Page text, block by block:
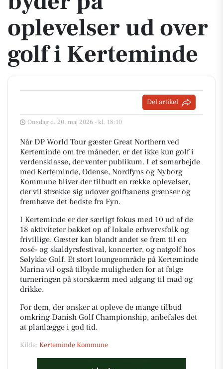
oplevelser ud over
golf i Kerteminde
Del artikel
Onsdag d. 20. maj 2026 - kl. 18:10
Når DP World Tour gæster Great Northern ved
Kerteminde om tre måneder, er det ikke kun golf i
verdensklasse, der venter publikum. I et samarbejde
med Kerteminde, Odense, Nordfyns og Nyborg
Kommune bliver der tilbudt en række oplevelser,
der vil strække sig udover golfbanens grænser og
fremhæve det bedste fra Fyn.
I Kerteminde er der særligt fokus med 10 ud af de
18 aktiviteter bakket op af lokale erhvervsfolk og
frivillige. Gæster kan blandt andet se frem til en
rosé- og skaldyrsfestival, koncerter, og natgolf hos
Sølykke Golf. Et stort loungeområde på Kerteminde
Marina vil også tilbyde muligheden for at følge
turneringen på storskærm med adgang til mad og
drikke.
For dem, der ønsker at opleve de mange tilbud
omkring Danish Golf Championship, anbefales det
at planlægge i god tid.
Kilde: Kerteminde Kommune